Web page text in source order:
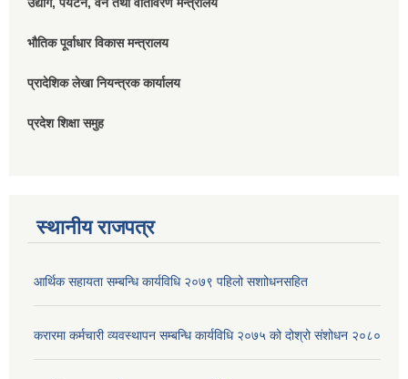
उद्योग, पर्यटन, वन तथा वातावरण मन्त्रालय
भौतिक पूर्वाधार विकास मन्त्रालय
प्रादेशिक लेखा नियन्त्रक कार्यालय
प्रदेश शिक्षा समुह
स्थानीय राजपत्र
आर्थिक सहायता सम्बन्धि कार्यविधि २०७९ पहिलो स‌शाोधनसहित
करारमा कर्मचारी व्यवस्थापन सम्बन्धि कार्यविधि २०७५ को दोश्रो संशोधन २०८०